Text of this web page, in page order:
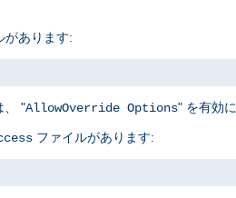
があります:
、 "AllowOverride Options" を有効
ファイルがあります: